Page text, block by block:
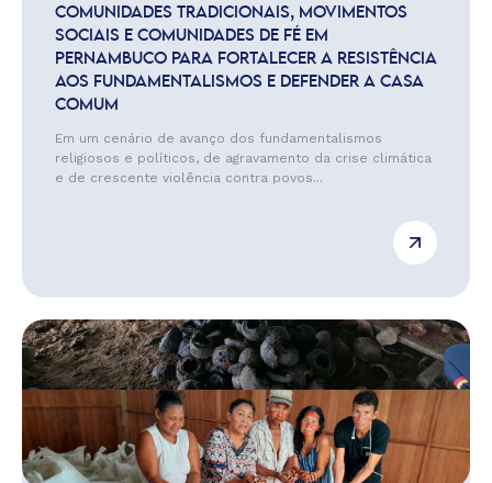
COMUNIDADES TRADICIONAIS, MOVIMENTOS
SOCIAIS E COMUNIDADES DE FÉ EM
PERNAMBUCO PARA FORTALECER A RESISTÊNCIA
AOS FUNDAMENTALISMOS E DEFENDER A CASA
COMUM
Em um cenário de avanço dos fundamentalismos
religiosos e políticos, de agravamento da crise climática
e de crescente violência contra povos...